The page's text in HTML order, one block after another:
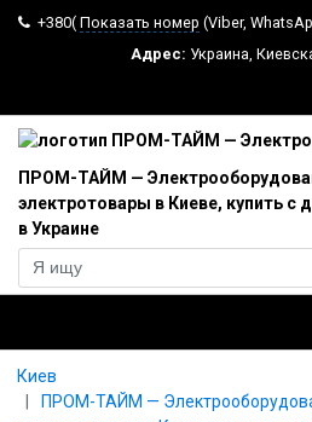
+380( Показать номер (Viber,
Адрес: Украина,
ПРОМ-ТАЙМ —
электротовары в Киеве, купить с
в Украине
Киев
ПРОМ-ТАЙМ —